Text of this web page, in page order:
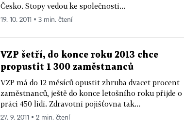
Česko. Stopy vedou ke společnosti...
19. 10. 2011 ▪ 3 min. čtení
VZP šetří, do konce roku 2013 chce
propustit 1 300 zaměstnanců
VZP má do 12 měsíců opustit zhruba dvacet procent
zaměstnanců, ještě do konce letošního roku přijde o
práci 450 lidí. Zdravotní pojišťovna tak...
27. 9. 2011 ▪ 2 min. čtení